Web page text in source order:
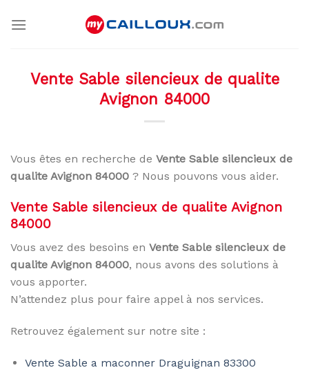
Vente Sable silencieux de qualite
Avignon 84000
Vous êtes en recherche de Vente Sable silencieux de
qualite Avignon 84000 ? Nous pouvons vous aider.
Vente Sable silencieux de qualite Avignon
84000
Vous avez des besoins en Vente Sable silencieux de
qualite Avignon 84000, nous avons des solutions à
vous apporter.
N’attendez plus pour faire appel à nos services.
Retrouvez également sur notre site :
Vente Sable a maconner Draguignan 83300